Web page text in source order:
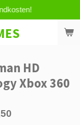
HD
Xbox 360